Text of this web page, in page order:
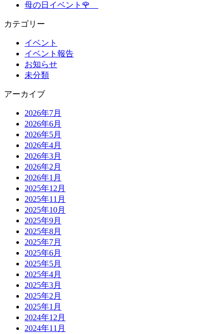
母の日イベント🌹
カテゴリー
イベント
イベント報告
お知らせ
未分類
アーカイブ
2026年7月
2026年6月
2026年5月
2026年4月
2026年3月
2026年2月
2026年1月
2025年12月
2025年11月
2025年10月
2025年9月
2025年8月
2025年7月
2025年6月
2025年5月
2025年4月
2025年3月
2025年2月
2025年1月
2024年12月
2024年11月